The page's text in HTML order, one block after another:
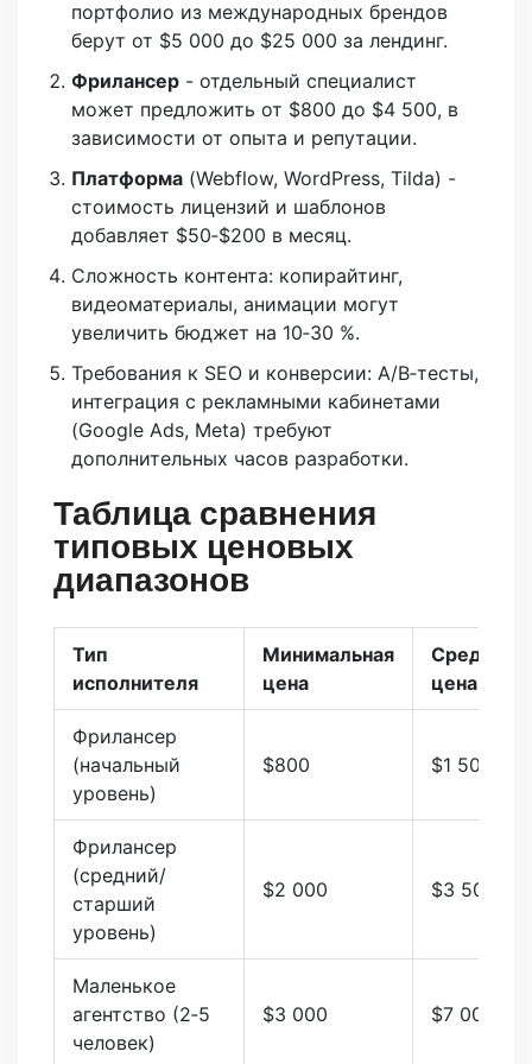
портфолио из международных брендов
берут от $5 000 до $25 000 за лендинг.
Фрилансер - отдельный специалист
может предложить от $800 до $4 500, в
зависимости от опыта и репутации.
Платформа (Webflow, WordPress, Tilda) -
стоимость лицензий и шаблонов
добавляет $50‑$200 в месяц.
Сложность контента: копирайтинг,
видеоматериалы, анимации могут
увеличить бюджет на 10‑30 %.
Требования к SEO и конверсии: A/B‑тесты,
интеграция с рекламными кабинетами
(Google Ads, Meta) требуют
дополнительных часов разработки.
Таблица сравнения
типовых ценовых
диапазонов
Тип
исполнителя
Минимальная
цена
Средняя
цена
Фрилансер
(начальный
уровень)
$800 $1 500
Фрилансер
(средний/
старший
уровень)
$2 000 $3 500
Маленькое
агентство (2‑5
человек)
$3 000 $7 000